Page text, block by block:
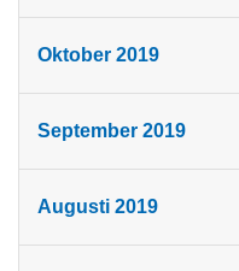
Oktober 2019
September 2019
Augusti 2019